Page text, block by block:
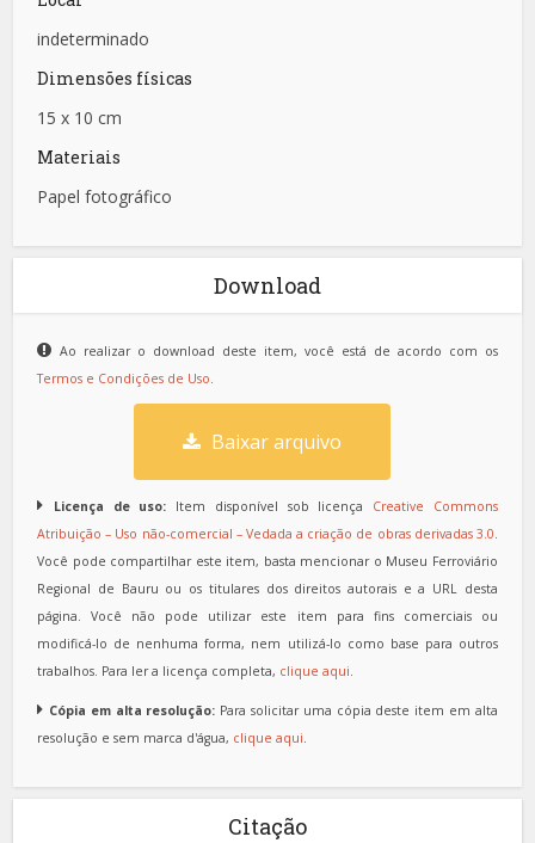
indeterminado
Dimensões físicas
15 x 10 cm
Materiais
Papel fotográfico
Download
Ao realizar o download deste item, você está de acordo com os
Termos e Condições de Uso
Baixar arquivo
Licença de uso: Item disponível sob licença Creative Commons
Atribuição – Uso não-comercial – Vedada a criação de obras derivadas 3.0
Você pode compartilhar este item, basta mencionar o Museu Ferroviário
Regional de Bauru ou os titulares dos direitos autorais e a URL desta
página. Você não pode utilizar este item para fins comerciais ou
modificá-lo de nenhuma forma, nem utilizá-lo como base para outros
trabalhos. Para ler a licença completa, clique aqui
Cópia em alta resolução: Para solicitar uma cópia deste item em alta
resolução e sem marca d'água, clique aqui
Citação